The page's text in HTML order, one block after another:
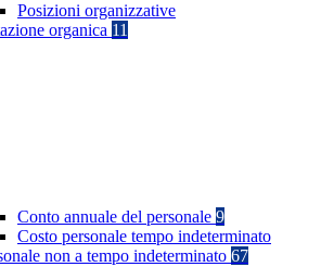
Posizioni organizzative
organica 11
Conto annuale del personale 9
Costo personale tempo indeterminato
non a tempo indeterminato 67